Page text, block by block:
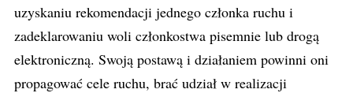
uzyskaniu rekomendacji jednego członka ruchu i
zadeklarowaniu woli członkostwa pisemnie lub drogą
elektroniczną. Swoją postawą i działaniem powinni oni
propagować cele ruchu, brać udział w realizacji